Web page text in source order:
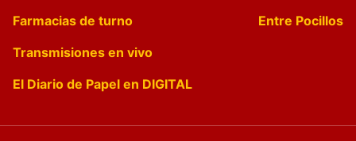
Farmacias de turno
Entre Pocillos
Transmisiones en vivo
El Diario de Papel en DIGITAL